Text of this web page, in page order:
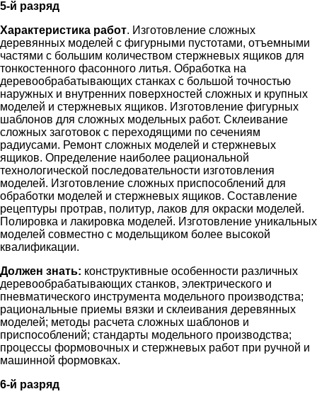
5-й разряд
Характеристика работ. Изготовление сложных
деревянных моделей с фигурными пустотами, отъемными
частями с большим количеством стержневых ящиков для
тонкостенного фасонного литья. Обработка на
деревообрабатывающих станках с большой точностью
наружных и внутренних поверхностей сложных и крупных
моделей и стержневых ящиков. Изготовление фигурных
шаблонов для сложных модельных работ. Склеивание
сложных заготовок с переходящими по сечениям
радиусами. Ремонт сложных моделей и стержневых
ящиков. Определение наиболее рациональной
технологической последовательности изготовления
моделей. Изготовление сложных приспособлений для
обработки моделей и стержневых ящиков. Составление
рецептуры протрав, политур, лаков для окраски моделей.
Полировка и лакировка моделей. Изготовление уникальных
моделей совместно с модельщиком более высокой
квалификации.
Должен знать: конструктивные особенности различных
деревообрабатывающих станков, электрического и
пневматического инструмента модельного производства;
рациональные приемы вязки и склеивания деревянных
моделей; методы расчета сложных шаблонов и
приспособлений; стандарты модельного производства;
процессы формовочных и стержневых работ при ручной и
машинной формовках.
6-й разряд